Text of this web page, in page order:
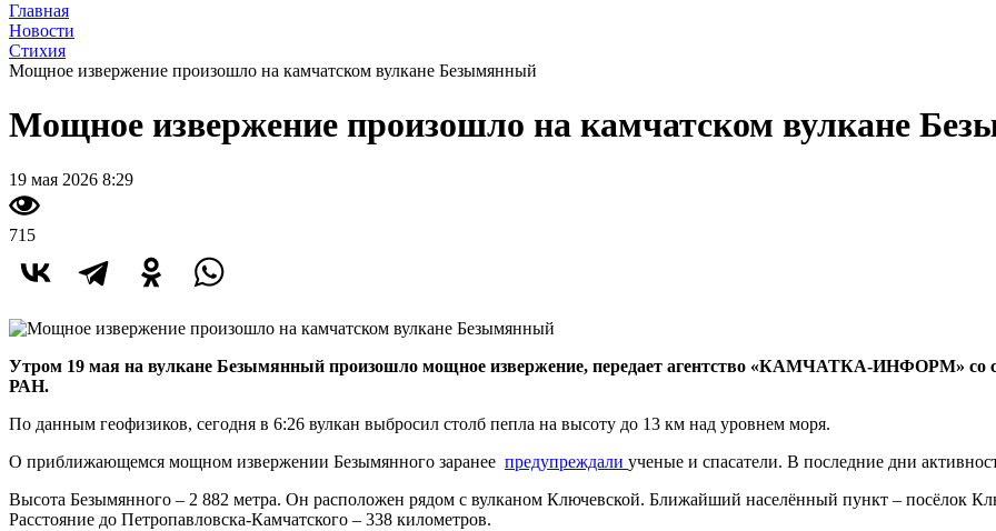
Главная
Новости
Стихия
Мощное извержение произошло на камчатском вулкане Безымянный
Мощное извержение произошло на камчатском вулкане
19 мая 2026 8:29
715
Утром 19 мая на вулкане Безымянный произошло мощное извержение, передает агентство «КАМЧАТКА-ИНФОРМ»
РАН.
По данным геофизиков, сегодня в 6:26 вулкан выбросил столб пепла на высоту до 13 км над уровнем моря.
О приближающемся мощном извержении Безымянного заранее предупреждали ученые и спасатели. В последние дни
Высота Безымянного – 2 882 метра. Он расположен рядом с вулканом Ключевской. Ближайший населённый пункт – посёлок
Расстояние до Петропавловска-Камчатского – 338 километров.